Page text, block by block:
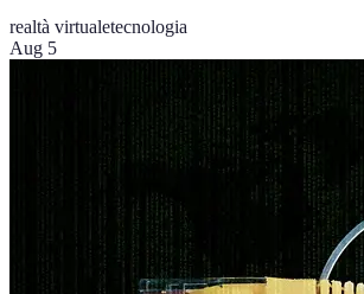
realtà virtualetecnologia
Aug 5